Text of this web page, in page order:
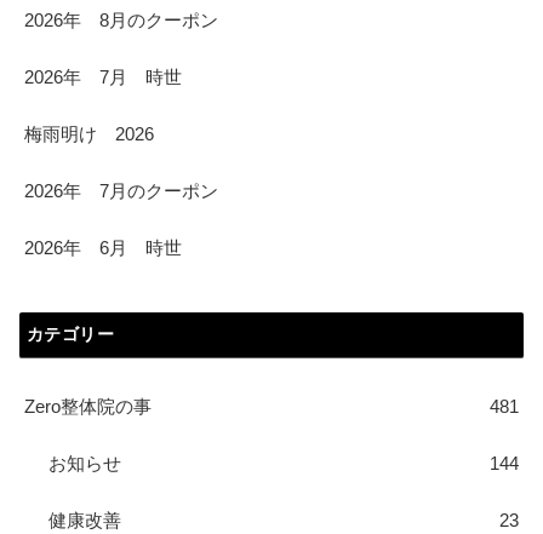
2026年 8月のクーポン
2026年 7月 時世
梅雨明け 2026
2026年 7月のクーポン
2026年 6月 時世
カテゴリー
Zero整体院の事 481
お知らせ 144
健康改善 23